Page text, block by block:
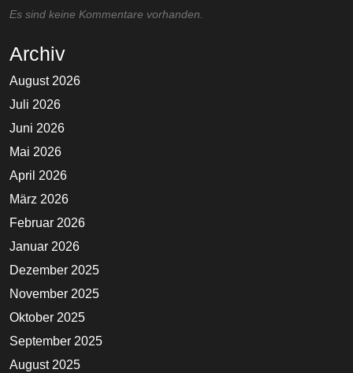
Es sind keine Kommentare vorhanden.
Archiv
August 2026
Juli 2026
Juni 2026
Mai 2026
April 2026
März 2026
Februar 2026
Januar 2026
Dezember 2025
November 2025
Oktober 2025
September 2025
August 2025